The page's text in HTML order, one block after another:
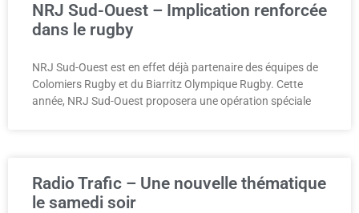
NRJ Sud-Ouest – Implication renforcée
dans le rugby
NRJ Sud-Ouest est en effet déjà partenaire des équipes de
Colomiers Rugby et du Biarritz Olympique Rugby. Cette
année, NRJ Sud-Ouest proposera une opération spéciale
Radio Trafic – Une nouvelle thématique
le samedi soir